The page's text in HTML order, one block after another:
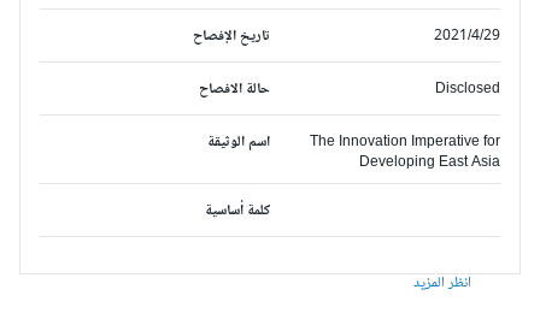
تاريخ الإفصاح 2021/4/29
حالة الافصاح Disclosed
اسم الوثيقة
The Innovation Imperative for
Developing East Asia
كلمة أساسية
انظر المزيد